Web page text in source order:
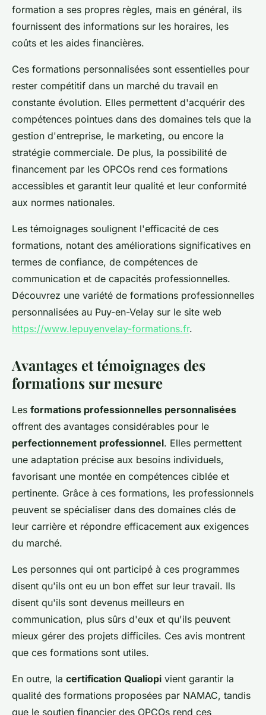
formation a ses propres règles, mais en général, ils
fournissent des informations sur les horaires, les
coûts et les aides financières.
Ces formations personnalisées sont essentielles pour
rester compétitif dans un marché du travail en
constante évolution. Elles permettent d'acquérir des
compétences pointues dans des domaines tels que la
gestion d'entreprise, le marketing, ou encore la
stratégie commerciale. De plus, la possibilité de
financement par les OPCOs rend ces formations
accessibles et garantit leur qualité et leur conformité
aux normes nationales.
Les témoignages soulignent l'efficacité de ces
formations, notant des améliorations significatives en
termes de confiance, de compétences de
communication et de capacités professionnelles.
Découvrez une variété de formations professionnelles
personnalisées au Puy-en-Velay sur le site web
https://www.lepuyenvelay-formations.fr.
Avantages et témoignages des
formations sur mesure
Les formations professionnelles personnalisées
offrent des avantages considérables pour le
perfectionnement professionnel. Elles permettent
une adaptation précise aux besoins individuels,
favorisant une montée en compétences ciblée et
pertinente. Grâce à ces formations, les professionnels
peuvent se spécialiser dans des domaines clés de
leur carrière et répondre efficacement aux exigences
du marché.
Les personnes qui ont participé à ces programmes
disent qu'ils ont eu un bon effet sur leur travail. Ils
disent qu'ils sont devenus meilleurs en
communication, plus sûrs d'eux et qu'ils peuvent
mieux gérer des projets difficiles. Ces avis montrent
que ces formations sont utiles.
En outre, la certification Qualiopi vient garantir la
qualité des formations proposées par NAMAC, tandis
que le soutien financier des OPCOs rend ces